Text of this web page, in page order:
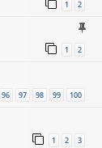
1 2
1 2
96 97 98 99 100
1 2 3